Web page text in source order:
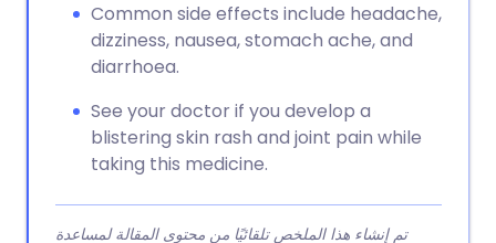
Common side effects include headache,
dizziness, nausea, stomach ache, and
diarrhoea.
See your doctor if you develop a
blistering skin rash and joint pain while
taking this medicine.
تم إنشاء هذا الملخص تلقائيًا من محتوى المقالة لمساعدة